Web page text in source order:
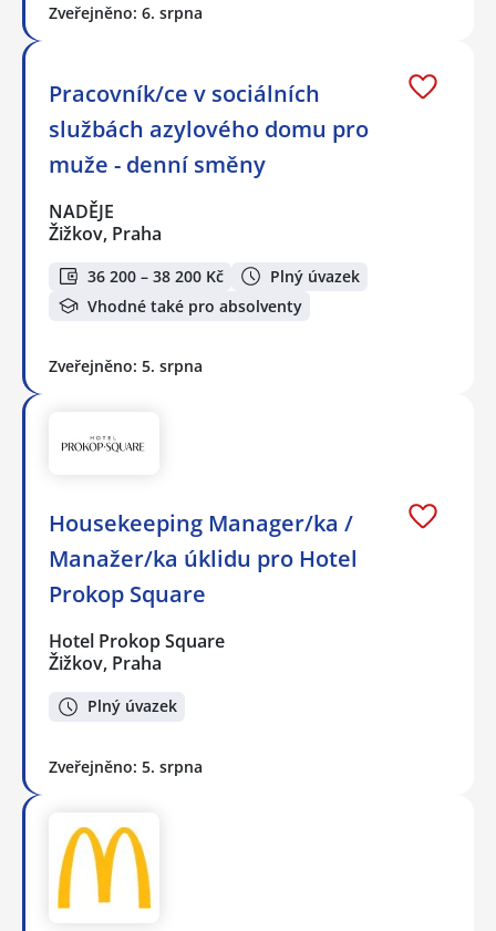
Zveřejněno: 6. srpna
Pracovník/ce v sociálních
službách azylového domu pro
muže - denní směny
NADĚJE
Žižkov, Praha
36 200 – 38 200 Kč
Plný úvazek
Vhodné také pro absolventy
Zveřejněno: 5. srpna
Housekeeping Manager/ka /
Manažer/ka úklidu pro Hotel
Prokop Square
Hotel Prokop Square
Žižkov, Praha
Plný úvazek
Zveřejněno: 5. srpna